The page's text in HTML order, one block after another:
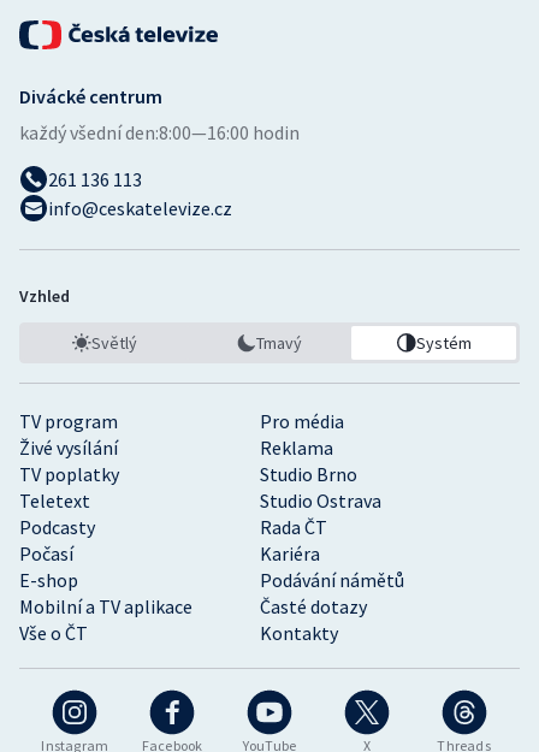
Instagram Facebook YouTube X Threads
TV program
Pro média
Živé vysílání
Reklama
TV poplatky
Studio Brno
Teletext
Studio Ostrava
Podcasty
Rada ČT
Počasí
Kariéra
E-shop
Podávání námětů
Mobilní a TV aplikace
Časté dotazy
Vše o ČT
Kontakty
Divácké centrum
každý všední den:8:00—16:00 hodin
261 136 113
info@ceskatelevize.cz
Vzhled
Světlý Tmavý Systém